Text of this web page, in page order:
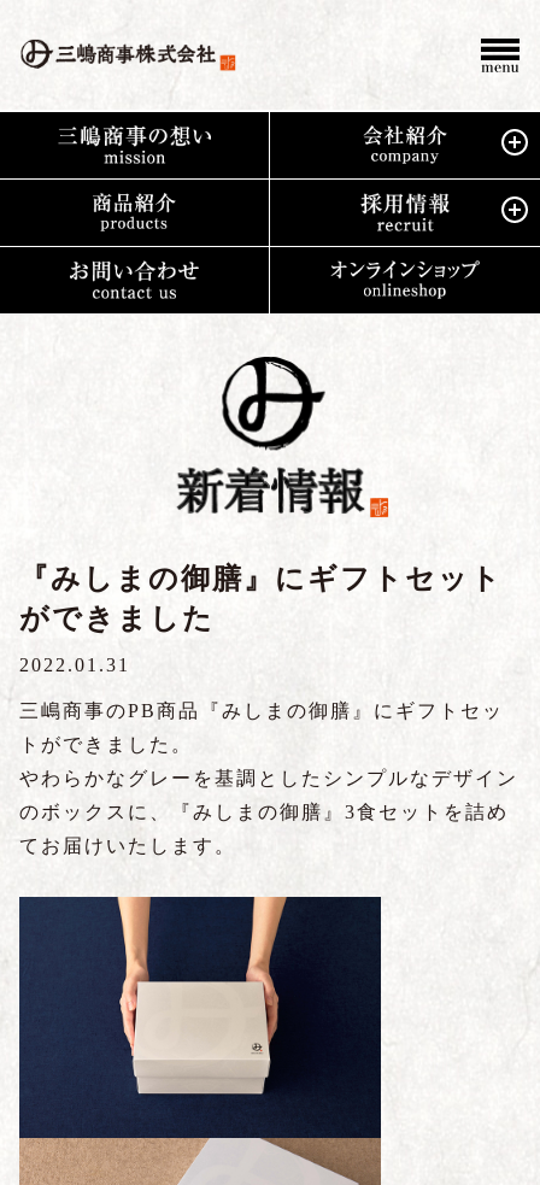
『みしまの御膳』にギフトセット
ができました
2022.01.31
三嶋商事のPB商品『みしまの御膳』にギフトセッ
トができました。
やわらかなグレーを基調としたシンプルなデザイン
のボックスに、『みしまの御膳』3食セットを詰め
てお届けいたします。